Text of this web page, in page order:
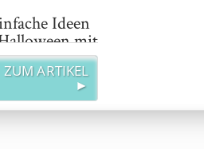
Ideen
mit
ZUM ARTIKEL
►